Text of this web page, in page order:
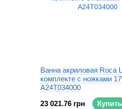
Ванна акриловая Roca
комплекте с ножками
A24T034000
23 021.76 грн
Купить